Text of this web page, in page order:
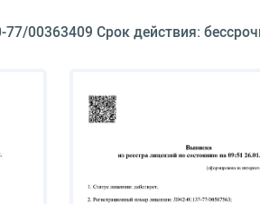
00363409 Срок действия: